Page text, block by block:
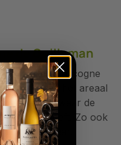
de Guillaman
in de Gascogne
90% van het areaal
variëteiten, waar de
in heeft. Zo ook
eigenaar,